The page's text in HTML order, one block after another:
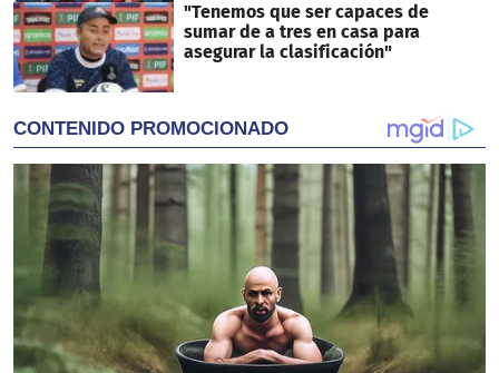
"Tenemos que ser capaces de
sumar de a tres en casa para
asegurar la clasificación"